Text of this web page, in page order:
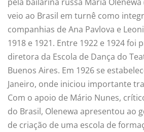
veio ao Brasil em turnê como
companhias de Ana Pavlova e
1918 e 1921. Entre 1922 e 1924 foi
diretora da Escola de Dança do
Buenos Aires. Em 1926 se
Janeiro, onde iniciou importante
Com o apoio de Mário Nunes,
do Brasil, Olenewa apresentou ao
de criação de uma escola de